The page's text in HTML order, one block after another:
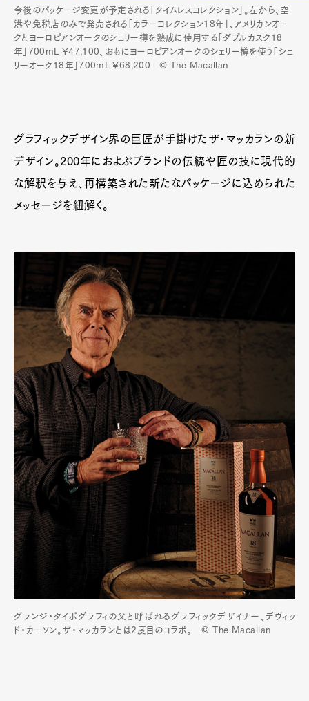
今後のパッケージ変更が予定される「タイムレスコレクション」。左から、空
港や免税店のみで発売される「カラーコレクション18年」、アメリカンオー
クとヨーロピアンオークのシェリー樽を熟成に使用する「ダブルカスク18
年」700mL ¥47,100、おもにヨーロピアンオークのシェリー樽を使う「シェ
リーオーク18年」700mL ¥68,200 © The Macallan
グラフィックデザイン界の巨匠が手掛けたザ・マッカランの新
デザイン。200年におよぶブランドの伝統や匠の技に現代的
な解釈を与え、再構築された新たなパッケージに込められた
メッセージを紐解く。
グランジ・タイポグラフィの父と呼ばれるグラフィックデザイナー、デヴィッ
ド・カーソン。ザ・マッカランとは2度目のコラボ。 © The Macallan